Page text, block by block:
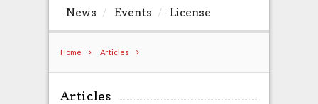
News
Events License
Home Articles
Articles